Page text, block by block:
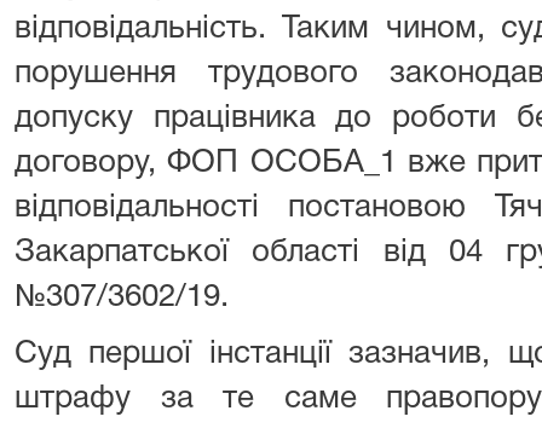
відповідальність. Таким чином,
порушення трудового
допуску працівника до роботи
договору, ФОП ОСОБА_1 вже
відповідальності постановою
Закарпатської області від 04
№307/3602/19.
Суд першої інстанції зазначив,
штрафу за те саме